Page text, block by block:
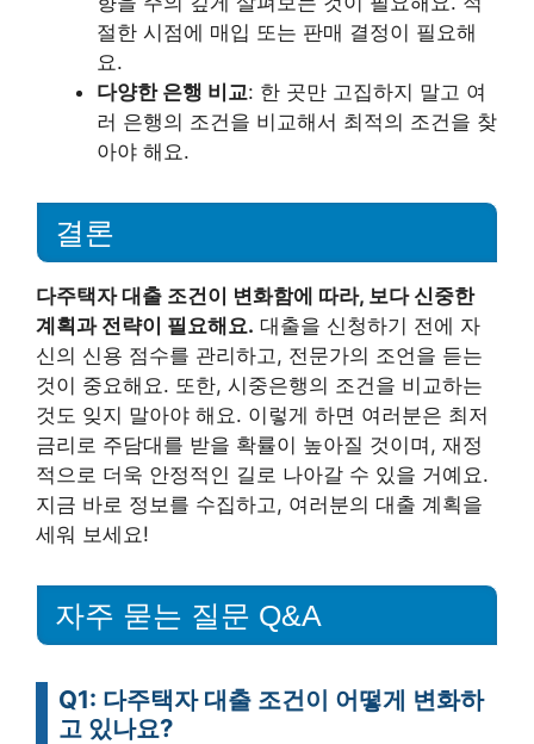
절한 시점에 매입 또는 판매 결정이 필요해
요.
다양한 은행 비교: 한 곳만 고집하지 말고 여
러 은행의 조건을 비교해서 최적의 조건을 찾
아야 해요.
결론
다주택자 대출 조건이 변화함에 따라, 보다 신중한
계획과 전략이 필요해요. 대출을 신청하기 전에 자
신의 신용 점수를 관리하고, 전문가의 조언을 듣는
것이 중요해요. 또한, 시중은행의 조건을 비교하는
것도 잊지 말아야 해요. 이렇게 하면 여러분은 최저
금리로 주담대를 받을 확률이 높아질 것이며, 재정
적으로 더욱 안정적인 길로 나아갈 수 있을 거예요.
지금 바로 정보를 수집하고, 여러분의 대출 계획을
세워 보세요!
자주 묻는 질문 Q&A
Q1: 다주택자 대출 조건이 어떻게 변화하
고 있나요?